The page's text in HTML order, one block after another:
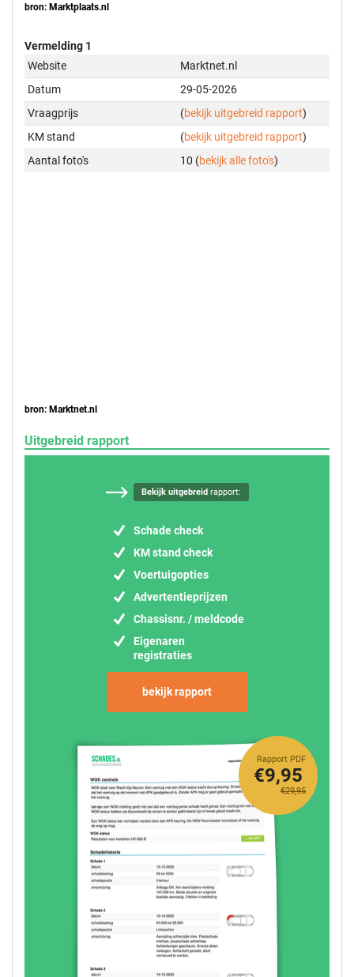
bron: Marktplaats.nl
Vermelding 1
Website
Marktnet.nl
Datum
29-05-2026
Vraagprijs
(bekijk uitgebreid rapport)
KM stand
(bekijk uitgebreid rapport)
Aantal foto's
10 (bekijk alle foto's)
bron: Marktnet.nl
Uitgebreid rapport
Bekijk uitgebreidrapport:
Schade check
KM stand check
Voertuigopties
Advertentieprijzen
Chassisnr. / meldcode
Eigenaren
registraties
bekijk rapport
Rapport PDF
€29,95
€9,95